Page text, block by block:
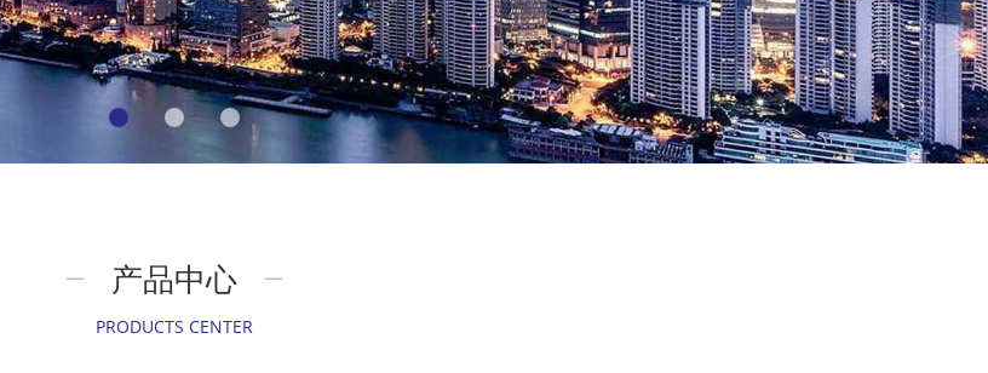
产品中心
PRODUCTS CENTER